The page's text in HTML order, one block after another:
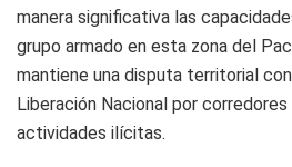
manera significativa las
grupo armado en esta zona del
mantiene una disputa territorial
Liberación Nacional por
actividades ilícitas.